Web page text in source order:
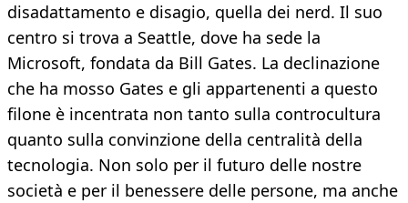
disadattamento e disagio, quella dei nerd. Il suo
centro si trova a Seattle, dove ha sede la
Microsoft, fondata da Bill Gates. La declinazione
che ha mosso Gates e gli appartenenti a questo
filone è incentrata non tanto sulla controcultura
quanto sulla convinzione della centralità della
tecnologia. Non solo per il futuro delle nostre
società e per il benessere delle persone, ma anche